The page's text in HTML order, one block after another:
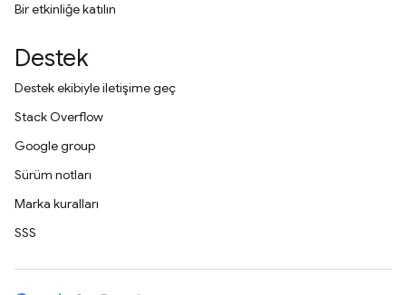
Bir etkinliğe katılın
Destek
Destek ekibiyle iletişime geç
Stack Overflow
Google group
Sürüm notları
Marka kuralları
SSS